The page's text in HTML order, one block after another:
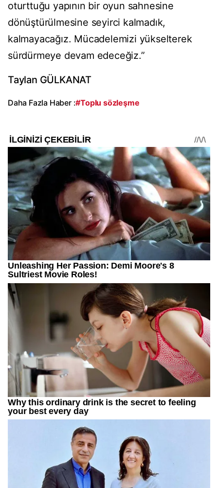
oturttuğu yapının bir oyun sahnesine
dönüştürülmesine seyirci kalmadık,
kalmayacağız. Mücadelemizi yükselterek
sürdürmeye devam edeceğiz.”
Taylan GÜLKANAT
Daha Fazla Haber :#Toplu sözleşme